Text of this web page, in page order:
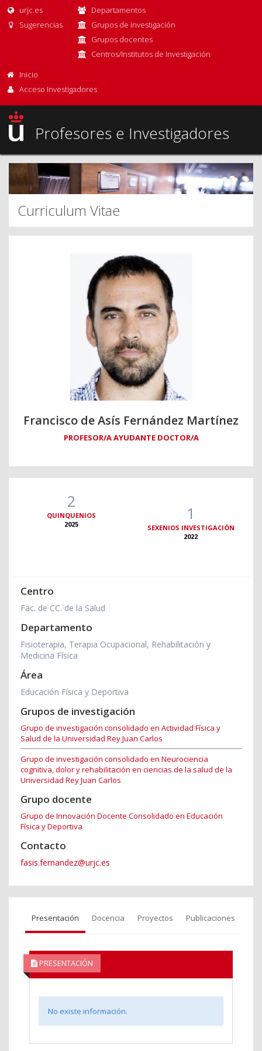
urjc.es
Sugerencias
Departamentos
Grupos de investigación
Grupos docentes
Centros/Institutos de Investigación
Inicio
Acceso Investigadores
Profesores e Investigadores
Curriculum Vitae
Francisco de Asís Fernández Martínez
PROFESOR/A AYUDANTE DOCTOR/A
2
QUINQUENIOS
2025
1
SEXENIOS INVESTIGACIÓN
2022
Centro
Fac. de CC. de la Salud
Departamento
Fisioterapia, Terapia Ocupacional, Rehabilitación y
Medicina Física
Área
Educación Física y Deportiva
Grupos de investigación
Grupo de investigación consolidado en Actividad Física y
Salud de la Universidad Rey Juan Carlos
Grupo de investigación consolidado en Neurociencia
cognitiva, dolor y rehabilitación en ciencias de la salud de la
Universidad Rey Juan Carlos
Grupo docente
Grupo de Innovación Docente Consolidado en Educación
Física y Deportiva
Contacto
fasis.fernandez@urjc.es
Presentación Docencia Proyectos Publicaciones
PRESENTACIÓN
No existe información.